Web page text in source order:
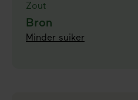
Zout
Bron
Minder suiker